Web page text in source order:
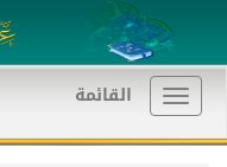
Toggle
navigation
القائمة